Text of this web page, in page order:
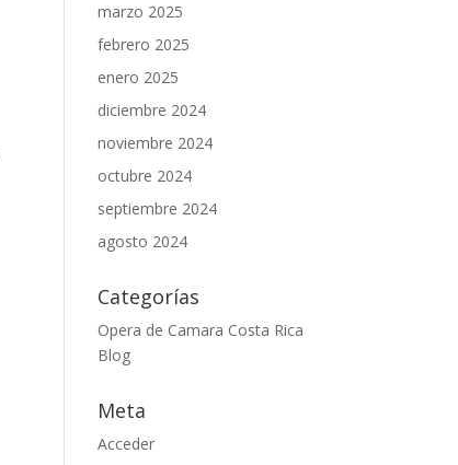
marzo 2025
febrero 2025
enero 2025
diciembre 2024
noviembre 2024
octubre 2024
septiembre 2024
agosto 2024
Categorías
Opera de Camara Costa Rica
Blog
Meta
Acceder